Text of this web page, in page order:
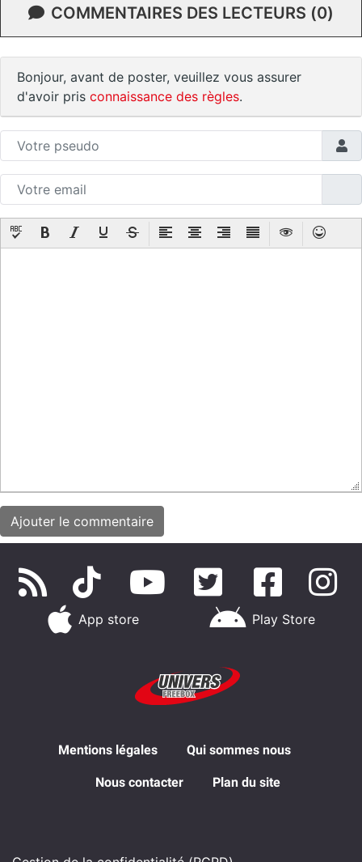
COMMENTAIRES DES LECTEURS (0)
Bonjour, avant de poster, veuillez vous assurer
d'avoir pris connaissance des règles.
App store Play Store
Mentions légales Qui sommes nous
Nous contacter Plan du site